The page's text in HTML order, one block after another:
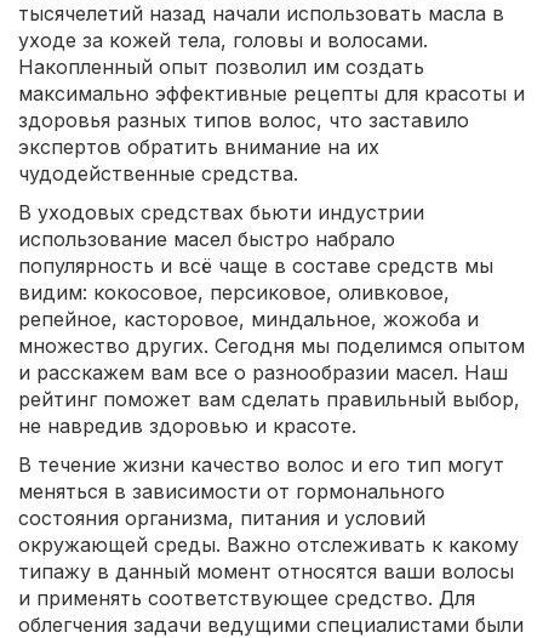
тысячелетий назад начали использовать масла в
уходе за кожей тела, головы и волосами.
Накопленный опыт позволил им создать
максимально эффективные рецепты для красоты и
здоровья разных типов волос, что заставило
экспертов обратить внимание на их
чудодейственные средства.
В уходовых средствах бьюти индустрии
использование масел быстро набрало
популярность и всё чаще в составе средств мы
видим: кокосовое, персиковое, оливковое,
репейное, касторовое, миндальное, жожоба и
множество других. Сегодня мы поделимся опытом
и расскажем вам все о разнообразии масел. Наш
рейтинг поможет вам сделать правильный выбор,
не навредив здоровью и красоте.
В течение жизни качество волос и его тип могут
меняться в зависимости от гормонального
состояния организма, питания и условий
окружающей среды. Важно отслеживать к какому
типажу в данный момент относятся ваши волосы
и применять соответствующее средство. Для
облегчения задачи ведущими специалистами были